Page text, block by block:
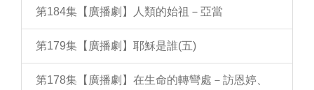
第184集【廣播劇】人類的始祖－亞當
第179集【廣播劇】耶穌是誰(五)
第178集【廣播劇】在生命的轉彎處－訪恩婷、